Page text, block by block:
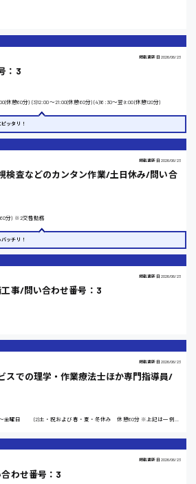
掲載更新日 2026/06/23
：3
休憩60分) (3)12:00〜21:00(休憩60分) (4)16:30〜翌9:00(休憩120分)
ッタリ！
掲載更新日 2026/06/23
検査などのカンタン作業/土日休み/問い合
分) ※2交替勤務
ッチリ！
掲載更新日 2026/06/23
事/問い合わせ番号：3
掲載更新日 2026/06/23
スでの理学・作業療法士ほか専門指導員/
(1)14:00〜19:30 (2)8:30〜19:30 ※(1)月〜金曜日 (2)土・祝および春・夏・冬休み 休憩60分 ※上記は一例となりますので詳細についてはお問い合わせください。
掲載更新日 2026/06/23
わせ番号：3